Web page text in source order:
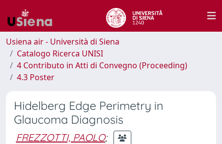
Usiena air - Università di Siena
Catalogo Ricerca UNISI
4 Contributo in Atti di Convegno (Proceeding)
4.3 Poster
Hidelberg Edge Perimetry in
Glaucoma Diagnosis
FREZZOTTI, PAOLO;